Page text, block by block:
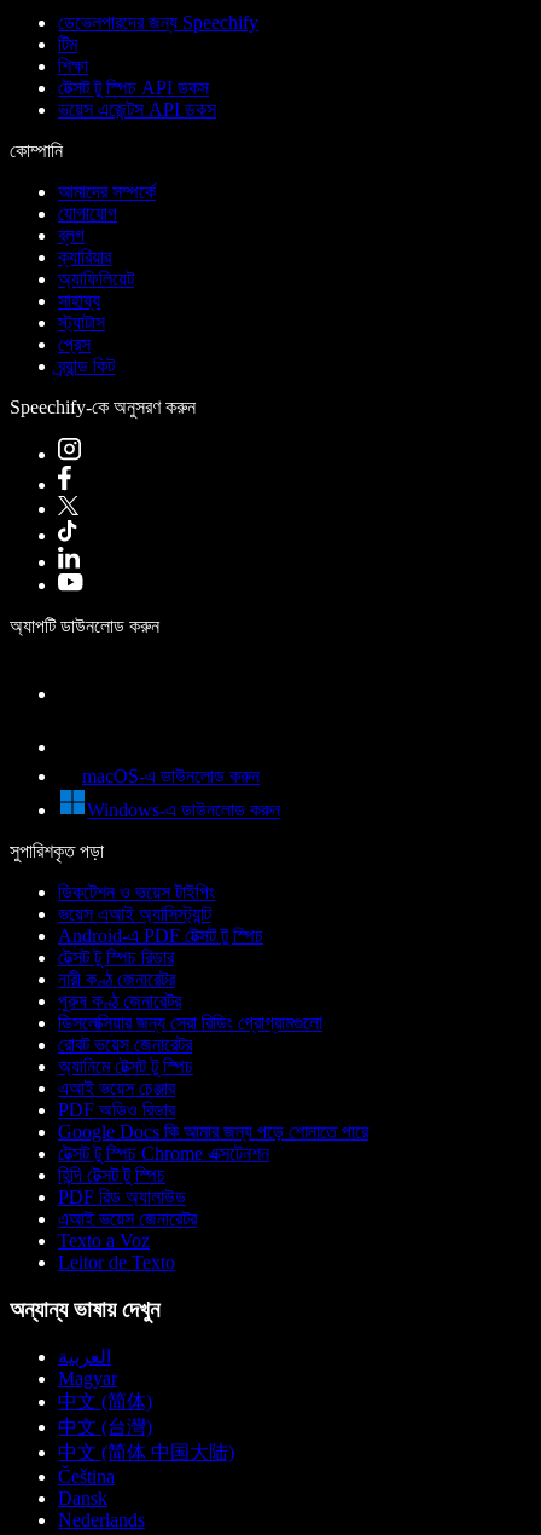
ডেভেলপারদের জন্য Speechify
টিম
শিক্ষা
টেক্সট টু স্পিচ API ডকস
ভয়েস এজেন্টস API ডকস
কোম্পানি
আমাদের সম্পর্কে
যোগাযোগ
ব্লগ
ক্যারিয়ার
অ্যাফিলিয়েট
সাহায্য
স্ট্যাটাস
প্রেস
ব্র্যান্ড কিট
Speechify-কে অনুসরণ করুন
অ্যাপটি ডাউনলোড করুন
macOS-এ ডাউনলোড করুন
Windows-এ ডাউনলোড করুন
সুপারিশকৃত পড়া
ডিকটেশন ও ভয়েস টাইপিং
ভয়েস এআই অ্যাসিস্ট্যান্ট
Android-এ PDF টেক্সট টু স্পিচ
টেক্সট টু স্পিচ রিডার
নারী কণ্ঠ জেনারেটর
পুরুষ কণ্ঠ জেনারেটর
ডিসলেক্সিয়ার জন্য সেরা রিডিং প্রোগ্রামগুলো
রোবট ভয়েস জেনারেটর
অ্যানিমে টেক্সট টু স্পিচ
এআই ভয়েস চেঞ্জার
PDF অডিও রিডার
Google Docs কি আমার জন্য পড়ে শোনাতে পারে
টেক্সট টু স্পিচ Chrome এক্সটেনশন
হিন্দি টেক্সট টু স্পিচ
PDF রিড অ্যালাউড
এআই ভয়েস জেনারেটর
Texto a Voz
Leitor de Texto
অন্যান্য ভাষায় দেখুন
العربية
Magyar
中文 (简体)
中文 (台灣)
中文 (简体 中国大陆)
Čeština
Dansk
Nederlands